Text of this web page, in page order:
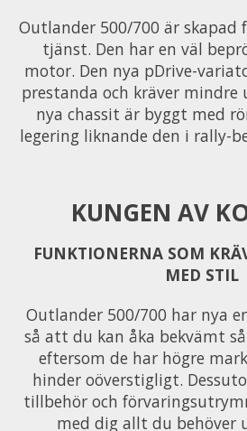
Outlander 500/700 är skapad
tjänst. Den har en väl
motor. Den nya pDrive-
prestanda och kräver mindre
nya chassit är byggt med
legering liknande den i rally-
KUNGEN AV
FUNKTIONERNA SOM
MED STIL
Outlander 500/700 har nya
så att du kan åka bekvämt
eftersom de har högre
hinder oöverstigligt.
tillbehör och
med dig allt du behöver